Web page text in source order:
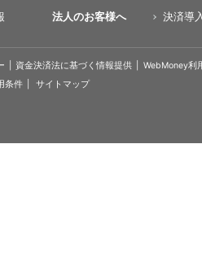
法人のお客様へ 決済導
資金決済法に基づく情報提供
WebMoney利
条件 サイトマップ